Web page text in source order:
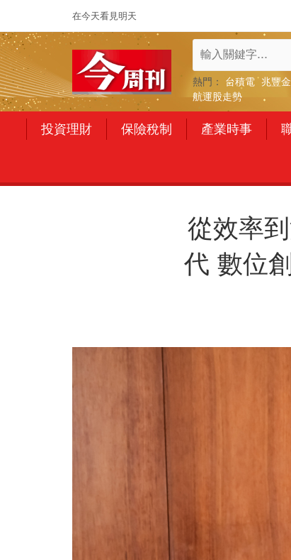
在今天看見明天
熱門： 台積電 兆豐
航運股走勢
投資理財 保險稅制 產業時事
從效率
代 數位